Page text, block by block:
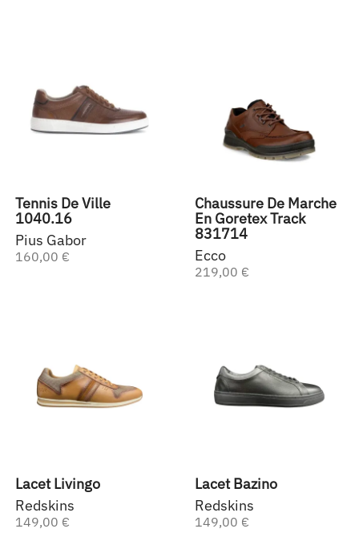
Tennis De Ville
1040.16
Pius Gabor
160,00 €
Chaussure De Marche
En Goretex Track
831714
Ecco
219,00 €
Lacet Livingo
Redskins
149,00 €
Lacet Bazino
Redskins
149,00 €